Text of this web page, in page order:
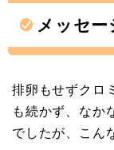
メッセー
排卵もせずクロ
も続かず、なか
でしたが、こん